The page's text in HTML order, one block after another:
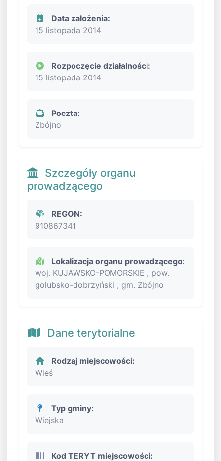
Data założenia:
15 listopada 2014
Rozpoczęcie działalności:
15 listopada 2014
Poczta:
Zbójno
Szczegóły organu
prowadzącego
REGON:
910867341
Lokalizacja organu prowadzącego:
woj. KUJAWSKO-POMORSKIE , pow.
golubsko-dobrzyński , gm. Zbójno
Dane terytorialne
Rodzaj miejscowości:
Wieś
Typ gminy:
Wiejska
Kod TERYT miejscowości: